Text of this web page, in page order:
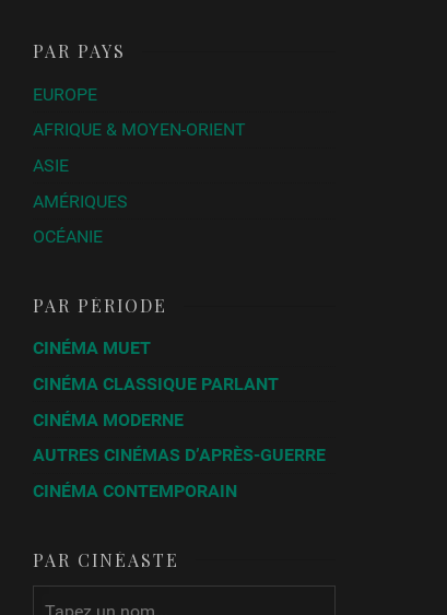
PAR PAYS
EUROPE
AFRIQUE & MOYEN-ORIENT
ASIE
AMÉRIQUES
OCÉANIE
PAR PÉRIODE
CINÉMA MUET
CINÉMA CLASSIQUE PARLANT
CINÉMA MODERNE
AUTRES CINÉMAS D’APRÈS-GUERRE
CINÉMA CONTEMPORAIN
PAR CINÉASTE